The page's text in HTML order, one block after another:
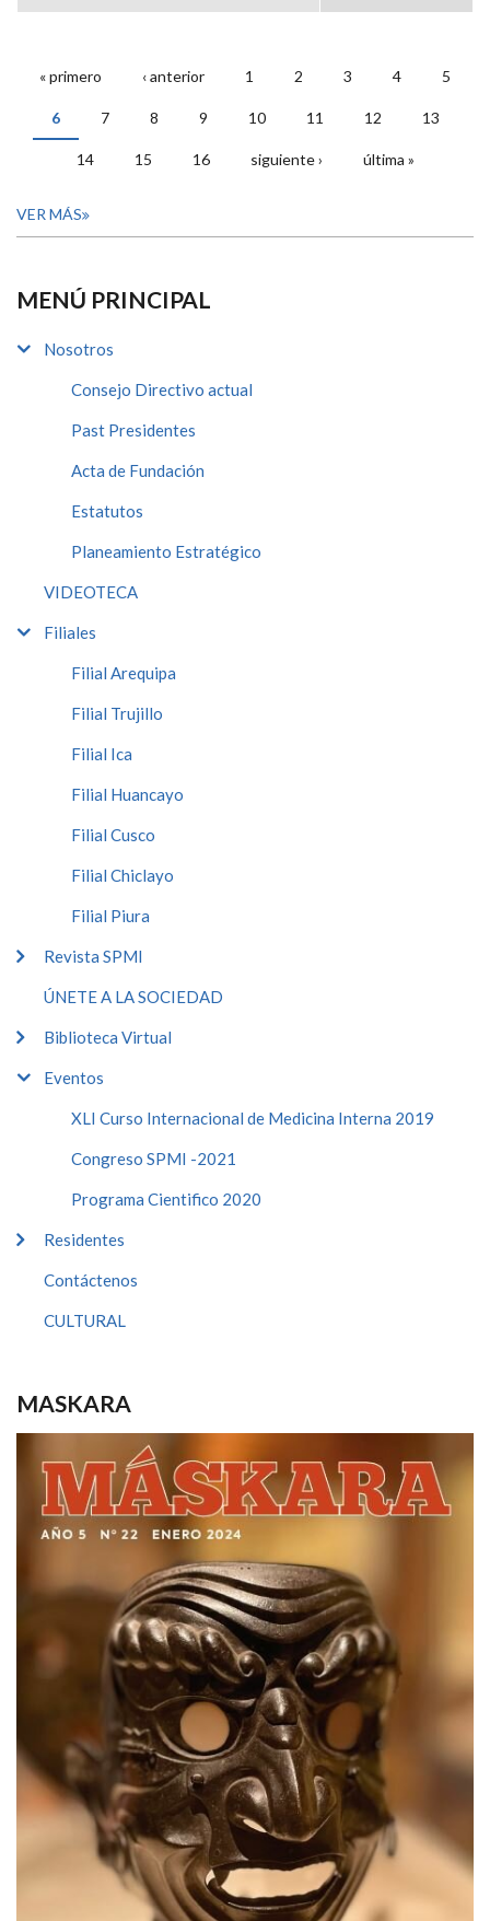
PÁGINAS
« primero ‹ anterior 1 2 3 4 5
6 7 8 9 10 11 12 13
14 15 16 siguiente › última »
VER MÁS
MENÚ PRINCIPAL
Nosotros
Consejo Directivo actual
Past Presidentes
Acta de Fundación
Estatutos
Planeamiento Estratégico
VIDEOTECA
Filiales
Filial Arequipa
Filial Trujillo
Filial Ica
Filial Huancayo
Filial Cusco
Filial Chiclayo
Filial Piura
Revista SPMI
ÚNETE A LA SOCIEDAD
Biblioteca Virtual
Eventos
XLI Curso Internacional de Medicina Interna 2019
Congreso SPMI -2021
Programa Cientifico 2020
Residentes
Contáctenos
CULTURAL
MASKARA